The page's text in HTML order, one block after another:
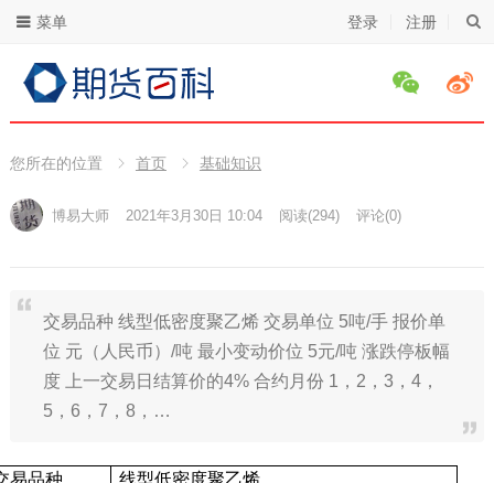
登录 注册
菜单
您所在的位置 首页 基础知识
博易大师 2021年3月30日 10:04 阅读(294) 评论(0)
交易品种 线型低密度聚乙烯 交易单位 5吨/手 报价单
位 元（人民币）/吨 最小变动价位 5元/吨 涨跌停板幅
度 上一交易日结算价的4% 合约月份 1，2，3，4，
5，6，7，8，…
易品种 线型低密度聚乙烯